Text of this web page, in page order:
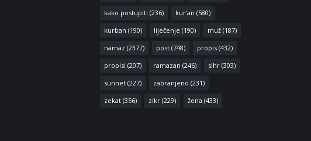
kako postupiti (236) kur'an (580)
kurban (190) liječenje (190) muž(187)
namaz (2377) post(748) propis(432)
propisi (207) ramazan (246) sihr(303)
sunnet(227) zabranjeno (231)
zekat(356) zikr(229) žena (433)